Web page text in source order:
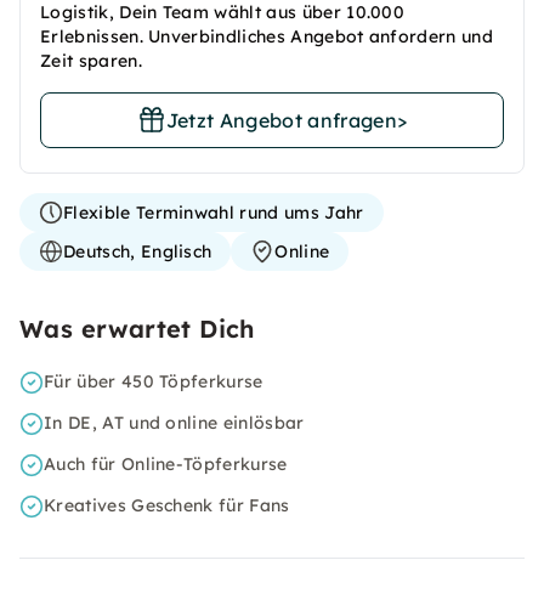
Logistik, Dein Team wählt aus über 10.000
Erlebnissen. Unverbindliches Angebot anfordern und
Zeit sparen.
Jetzt Angebot anfragen>
Flexible Terminwahl rund ums Jahr
Deutsch, Englisch
Online
Was erwartet Dich
Für über 450 Töpferkurse
In DE, AT und online einlösbar
Auch für Online-Töpferkurse
Kreatives Geschenk für Fans